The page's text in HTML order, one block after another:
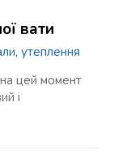
вати
утеплення
цей момент
і